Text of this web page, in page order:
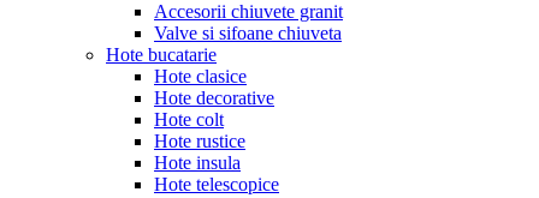
Accesorii chiuvete granit
Valve si sifoane chiuveta
Hote bucatarie
Hote clasice
Hote decorative
Hote colt
Hote rustice
Hote insula
Hote telescopice